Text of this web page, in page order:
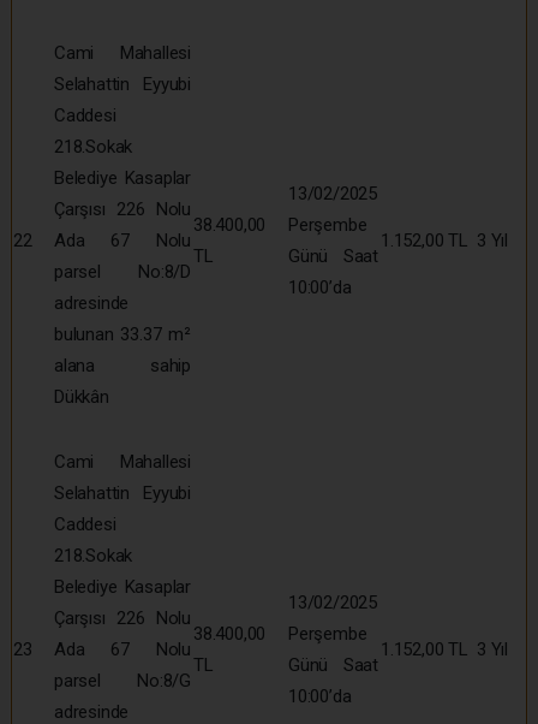
22
Cami Mahallesi
Selahattin Eyyubi
Caddesi
218.Sokak
Belediye Kasaplar
Çarşısı 226 Nolu
Ada 67 Nolu
parsel No:8/D
adresinde
bulunan 33.37 m²
alana sahip
Dükkân
38.400,00
TL
13/02/2025
Perşembe
Günü Saat
10:00’da
1.152,00 TL 3 Yıl
23
Cami Mahallesi
Selahattin Eyyubi
Caddesi
218.Sokak
Belediye Kasaplar
Çarşısı 226 Nolu
Ada 67 Nolu
parsel No:8/G
adresinde
38.400,00
TL
13/02/2025
Perşembe
Günü Saat
10:00’da
1.152,00 TL 3 Yıl